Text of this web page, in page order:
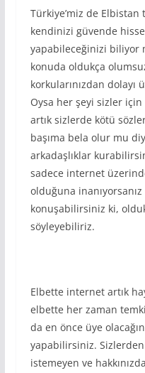
Türkiye’miz de
kendinizi güvende
yapabileceğinizi biliyor
konuda oldukça
korkularınızdan dolayı
Oysa her şeyi sizler
artık sizlerde kötü
başıma bela olur mu
arkadaşlıklar
sadece internet
olduğuna
konuşabilirsiniz ki,
söyleyebiliriz.
Elbette internet artık
elbette her zaman
da en önce üye
yapabilirsiniz.
istemeyen ve